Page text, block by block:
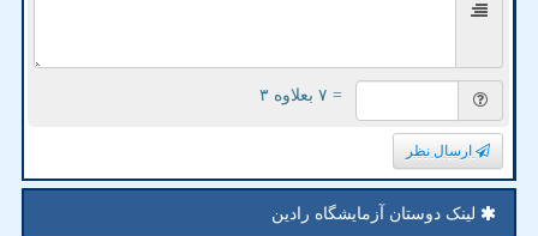
= ۷ بعلاوه ۳
ارسال نظر
لینک دوستان آزمایشگاه رادین